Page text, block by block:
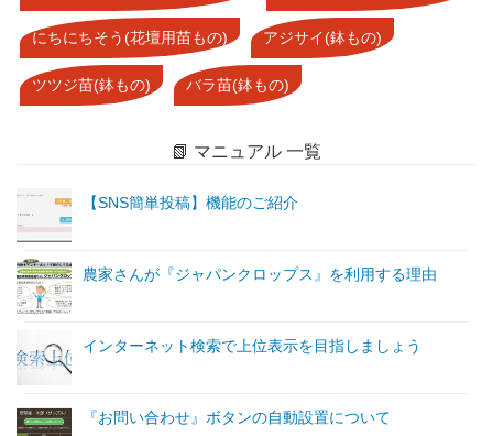
にちにちそう(花壇用苗もの) アジサイ(鉢もの)
ツツジ苗(鉢もの) バラ苗(鉢もの)
📗 マニュアル 一覧
【SNS簡単投稿】機能のご紹介
農家さんが『ジャパンクロップス』を利用する理由
インターネット検索で上位表示を目指しましょう
『お問い合わせ』ボタンの自動設置について